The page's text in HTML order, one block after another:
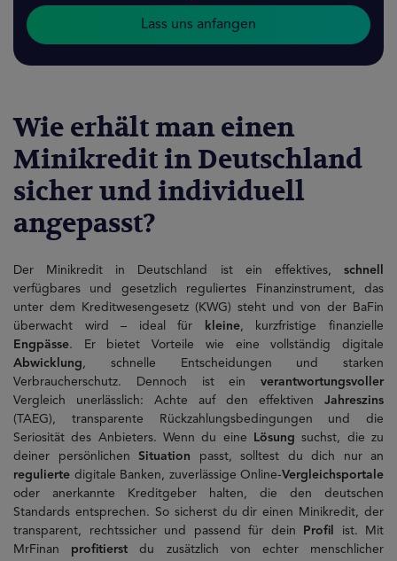
Lass uns anfangen
Wie erhält man einen
Minikredit in Deutschland
sicher und individuell
angepasst?
Der Minikredit in Deutschland ist ein effektives, schnell
verfügbares und gesetzlich reguliertes Finanzinstrument, das
unter dem Kreditwesengesetz (KWG) steht und von der BaFin
überwacht wird – ideal für
kleine, kurzfristige finanzielle
Engpässe. Er bietet Vorteile wie eine vollständig digitale
Abwicklung, schnelle Entscheidungen und starken
Verbraucherschutz. Dennoch ist ein verantwortungsvoller
Vergleich unerlässlich: Achte auf den effektiven Jahreszins
(TAEG), transparente Rückzahlungsbedingungen und die
Seriosität des Anbieters. Wenn du eine
Lösungsuchst, die zu
deiner persönlichen Situation
passt, solltest du dich nur an
regulierte digitale Banken, zuverlässige Online-Vergleichsportale
oder anerkannte Kreditgeber halten, die den deutschen
Standards entsprechen. So sicherst du dir einen Minikredit, der
transparent, rechtssicher und passend für dein
Profil
ist. Mit
MrFinan profitierstdu zusätzlich von echter menschlicher